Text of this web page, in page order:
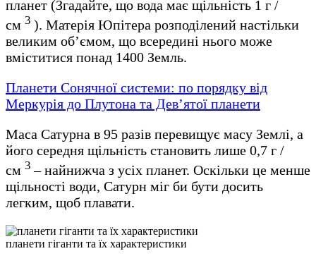
планет (Згадайте, що вода має щільність 1 г /
см 3 ). Матерія Юпітера розподілений настільки
великим об’ємом, що всередині нього може
вміститися понад 1400 Земль.
Планети Сонячної системи: по порядку від
Меркурія до Плутона та Дев’ятої планети
Маса Сатурна в 95 разів перевищує масу Землі, а
його середня щільність становить лише 0,7 г /
см 3 – найнижча з усіх планет. Оскільки це менше
щільності води, Сатурн міг би бути досить
легким, щоб плавати.
планети гіганти та їх характеристики